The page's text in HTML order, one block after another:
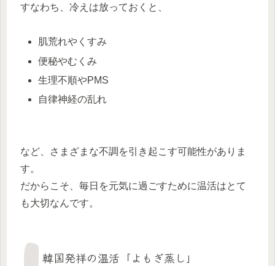
すなわち、冷えは放っておくと、
肌荒れやくすみ
便秘やむくみ
生理不順やPMS
自律神経の乱れ
など、さまざまな不調を引き起こす可能性がありま
す。
だからこそ、毎日を元気に過ごすために温活はとて
も大切なんです。
韓国発祥の温活「よもぎ蒸し」